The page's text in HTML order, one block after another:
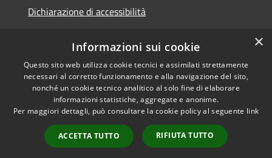
Dichiarazione di accessibilità
RSS
Accessibilità
Cookie
Mappa del sito
WebMail
Copyright © 2026 • Comune di
Santa Teresa Gallura •
Powered byMunicipium
Accesso redazione
×
Informazioni sui cookie
Questo sito web utilizza cookie tecnici e assimilati strettamente
necessari al corretto funzionamento e alla navigazione del sito,
nonché un cookie tecnico analitico al solo fine di elaborare
informazioni statistiche, aggregate e anonime.
Per maggiori dettagli, può consultare la cookie policy al seguente link
ACCETTA TUTTO RIFIUTA TUTTO